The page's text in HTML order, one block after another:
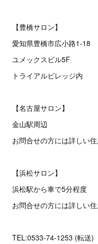
【豊橋サロン】
愛知県豊橋市広小路1-18
ユメックスビル5F
トライアルビレッジ内
【名古屋サロン】
金山駅周辺
お問合せの方には詳しい
【浜松サロン】
浜松駅から車で5分程度
お問合せの方には詳しい
TEL:0533-74-1253 (転送)